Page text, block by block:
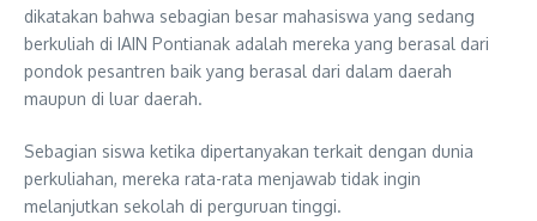
dikatakan bahwa sebagian besar mahasiswa yang sedang
berkuliah di IAIN Pontianak adalah mereka yang berasal dari
pondok pesantren baik yang berasal dari dalam daerah
maupun di luar daerah.
Sebagian siswa ketika dipertanyakan terkait dengan dunia
perkuliahan, mereka rata-rata menjawab tidak ingin
melanjutkan sekolah di perguruan tinggi.